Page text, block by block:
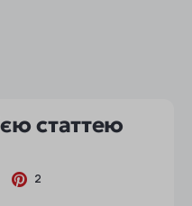
статтею
2